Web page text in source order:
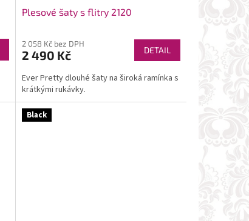
Plesové šaty s flitry 2120
2 058 Kč bez DPH
2 490 Kč DETAIL
Ever Pretty dlouhé šaty na široká ramínka s
krátkými rukávky.
Black